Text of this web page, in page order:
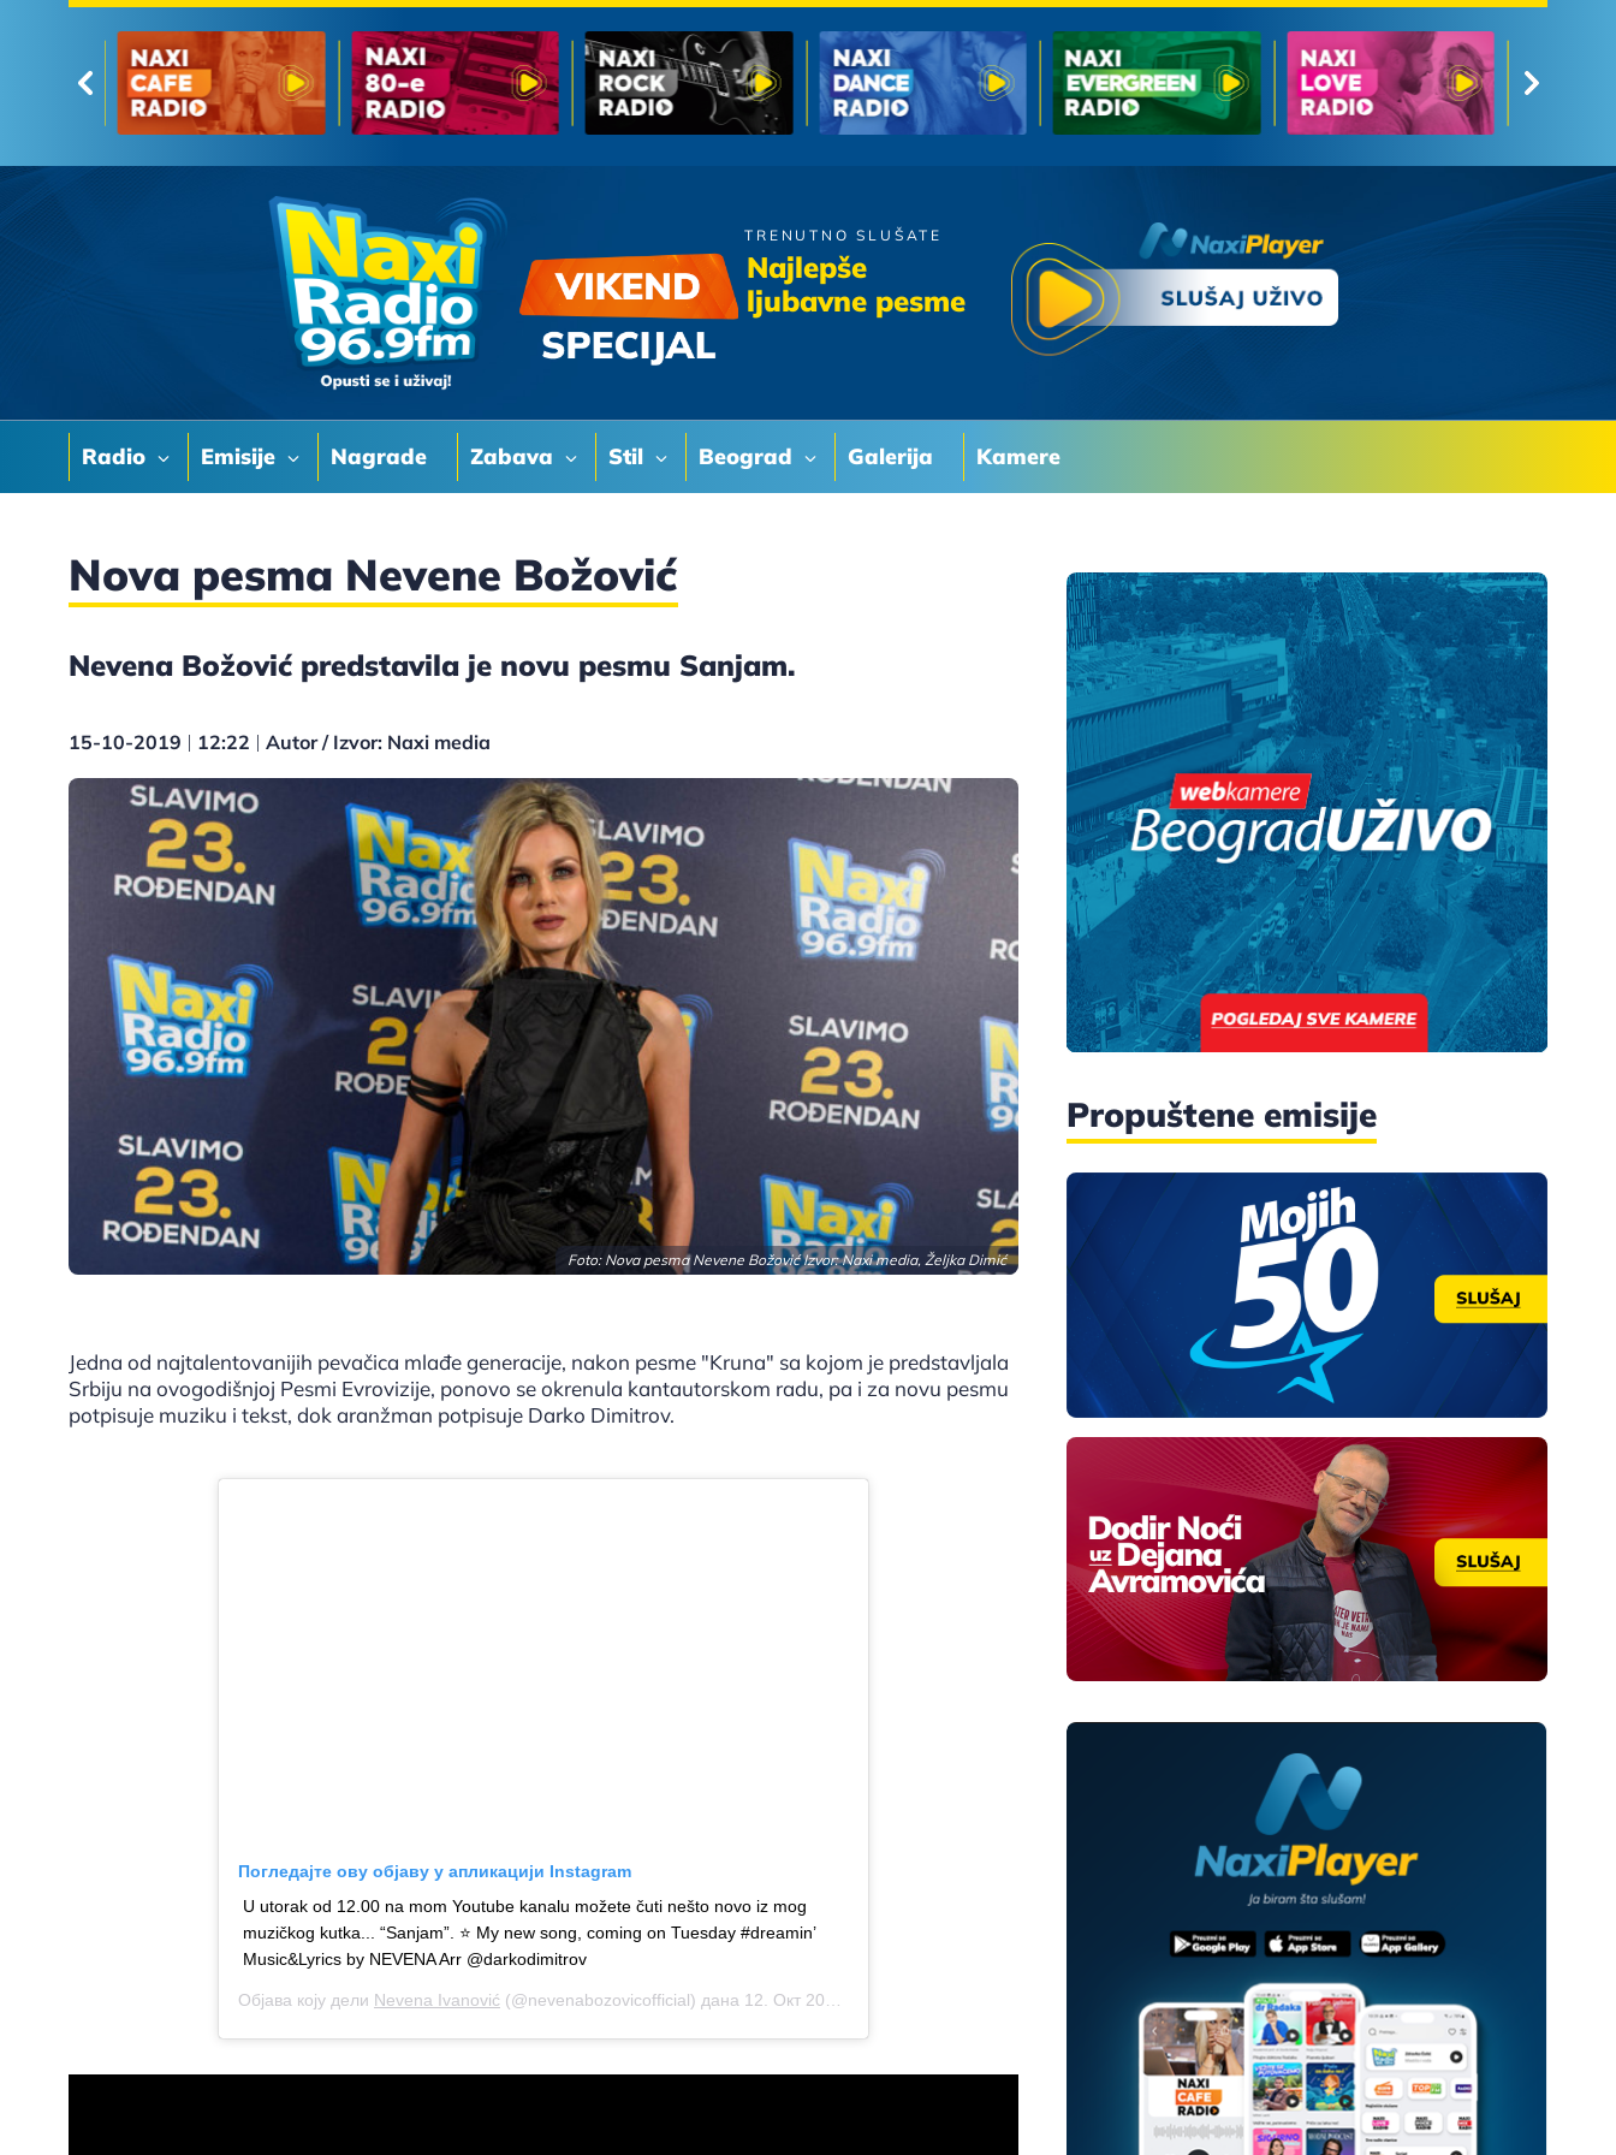
Radio Emisije Nagrade Zabava Stil Beograd Galerija Kamere
TRENUTNO SLUŠATE
Najlepše
ljubavne pesme
Oliver Mandic
Nova pesma Nevene Božović
Nevena Božović predstavila je novu pesmu Sanjam.
15-10-2019 12:22 Autor / Izvor: Naxi media
Foto: Nova pesma Nevene Božović Izvor: Naxi media, Željka Dimić
Jedna od najtalentovanijih pevačica mlađe generacije, nakon pesme "Kruna" sa kojom je predstavljala
Srbiju na ovogodišnjoj Pesmi Evrovizije, ponovo se okrenula kantautorskom radu, pa i za novu pesmu
potpisuje muziku i tekst, dok aranžman potpisuje Darko Dimitrov.
Погледајте ову објаву у апликацији Instagram
U utorak od 12.00 na mom Youtube kanalu možete čuti nešto novo iz mog
muzičkog kutka... “Sanjam”. ⭐️ My new song, coming on Tuesday #dreamin’
Music&Lyrics by NEVENA Arr @darkodimitrov
Објава коју дели Nevena Ivanović (@nevenabozovicofficial) дана 12. Окт 2019. у 1:10 PDT
Propuštene emisije